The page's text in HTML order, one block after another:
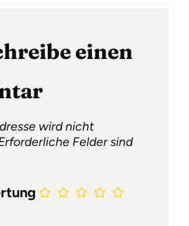
einen
wird nicht
Felder sind